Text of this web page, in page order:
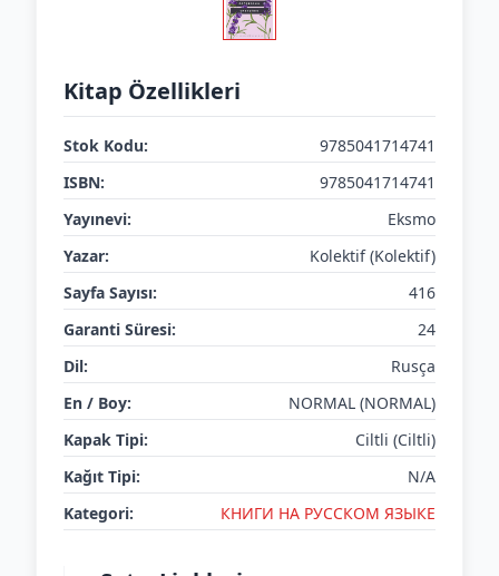
Kitap Özellikleri
Stok Kodu:
9785041714741
ISBN:
9785041714741
Yayınevi:
Eksmo
Yazar:
Kolektif (Kolektif)
Sayfa Sayısı:
416
Garanti Süresi:
24
Dil:
Rusça
En / Boy:
NORMAL (NORMAL)
Kapak Tipi:
Ciltli (Ciltli)
Kağıt Tipi:
N/A
Kategori:
КНИГИ НА РУССКОМ ЯЗЫКЕ